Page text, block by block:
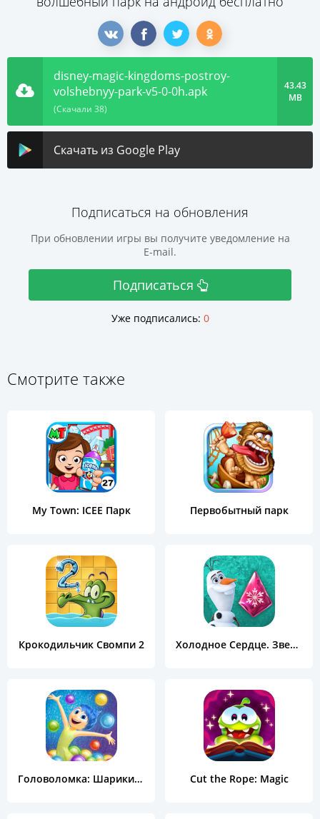
disney-magic-kingdoms-postroy-
volshebnyy-park-v5-0-0h.apk
(Скачали 38)
43.43
MB
Скачать из Google Play
Подписаться на обновления
При обновлении игры вы получите уведомление на
E-mail.
Подписаться
Уже подписались: 0
Смотрите также
My Town: ICEE Парк Первобытный парк
Крокодильчик Свомпи 2 Холодное Сердце. Звездопад
Головоломка: Шарики за ролики Cut the Rope: Magic